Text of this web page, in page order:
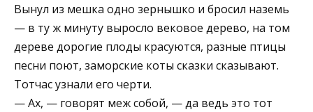
Вынул из мешка одно зернышко и бросил наземь
— в ту ж минуту выросло вековое дерево, на том
дереве дорогие плоды красуются, разные птицы
песни поют, заморские коты сказки сказывают.
Тотчас узнали его черти.
— Ах, — говорят меж собой, — да ведь это тот